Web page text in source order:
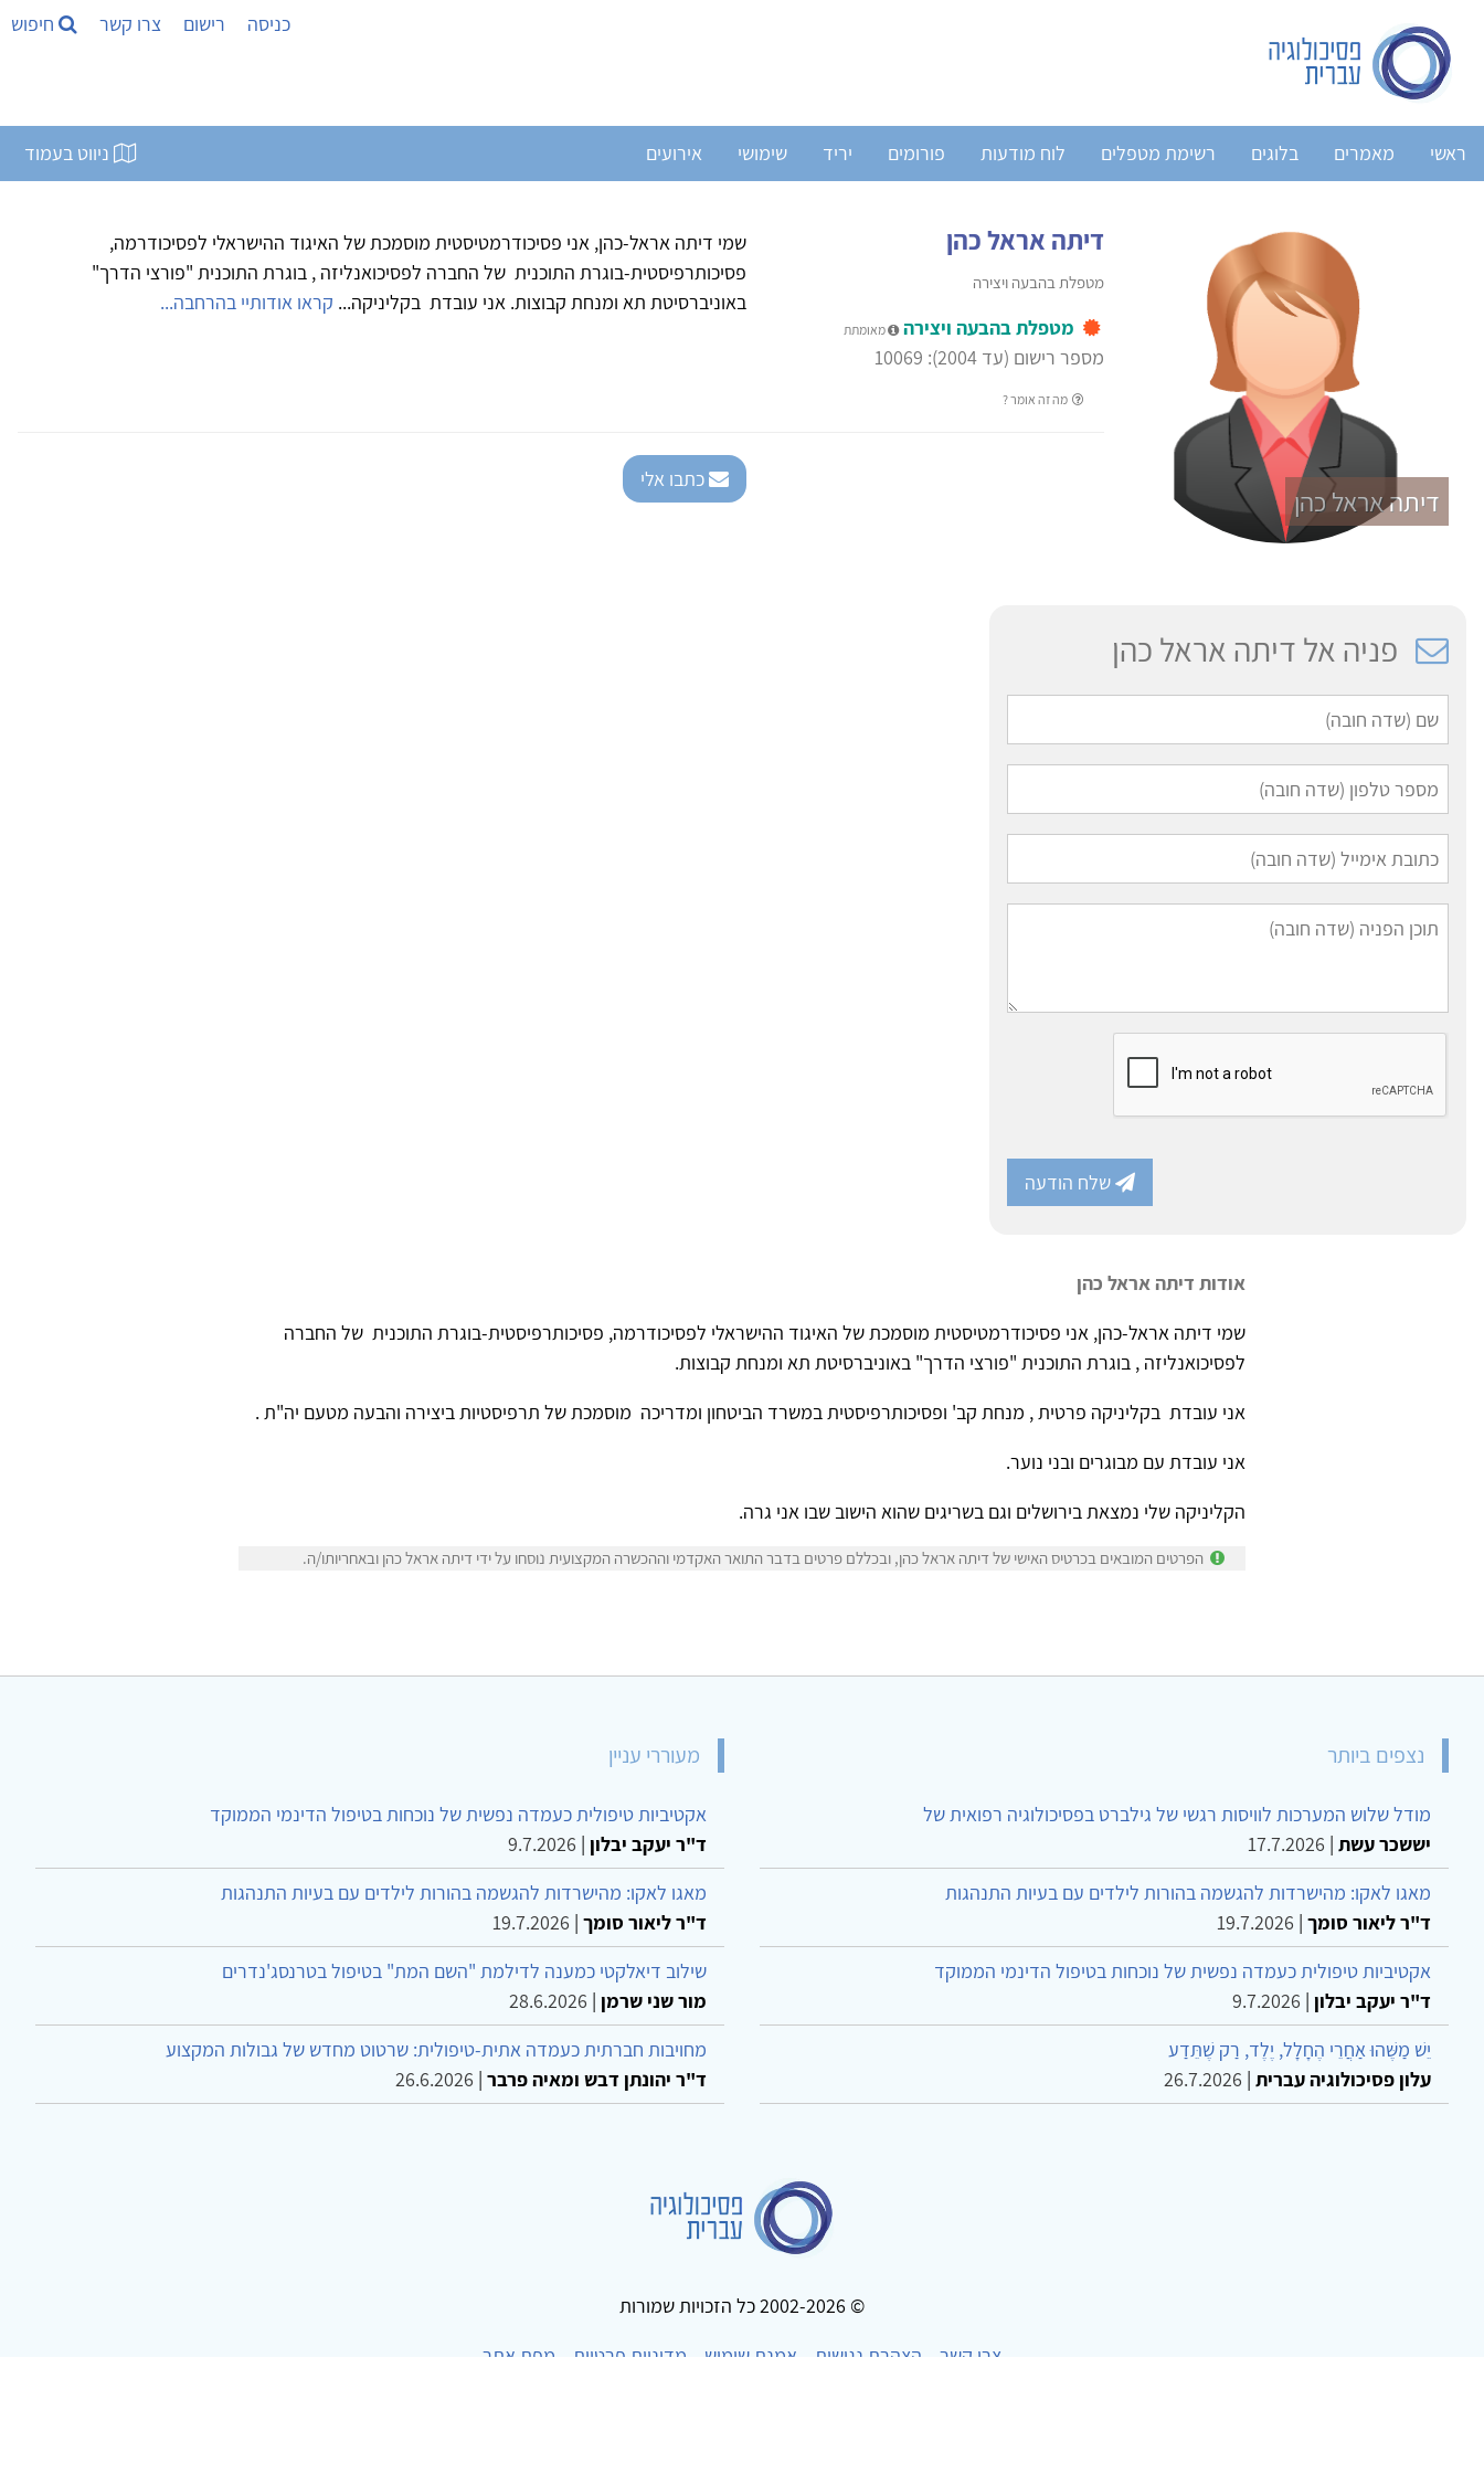
כניסה רישום צרו קשר חיפוש
ראשי מאמרים בלוגים רשימת מטפלים לוח מודעות פורומים יריד שימושי אירועים ניווט בעמוד
דיתה אראל כהן
דיתה אראל כהן
מטפלת בהבעה ויצירה
מטפלת בהבעה ויצירה מאומתת
מספר רישום (עד 2004): 10069
מה זה אומר ?
שמי דיתה אראל-כהן, אני פסיכודרמטיסטית מוסמכת של האיגוד ההישראלי לפסיכודרמה,
פסיכותרפיסטית-בוגרת התוכנית של החברה לפסיכואנליזה , בוגרת התוכנית "פורצי הדרך"
באוניברסיטת תא ומנחת קבוצות. אני עובדת בקליניקה... קראו אודותיי בהרחבה...
כתבו אלי
פניה אל דיתה אראל כהן
שלח הודעה
אודות דיתה אראל כהן
שמי דיתה אראל-כהן, אני פסיכודרמטיסטית מוסמכת של האיגוד ההישראלי לפסיכודרמה, פסיכותרפיסטית-בוגרת התוכנית של החברה
לפסיכואנליזה , בוגרת התוכנית "פורצי הדרך" באוניברסיטת תא ומנחת קבוצות.
אני עובדת בקליניקה פרטית , מנחת קב' ופסיכותרפיסטית במשרד הביטחון ומדריכה מוסמכת של תרפיסטיות ביצירה והבעה מטעם יה"ת .
אני עובדת עם מבוגרים ובני נוער.
הקליניקה שלי נמצאת בירושלים וגם בשריגים שהוא הישוב שבו אני גרה.
הפרטים המובאים בכרטיס האישי של דיתה אראל כהן, ובכללם פרטים בדבר התואר האקדמי וההכשרה המקצועית נוסחו על ידי דיתה אראל כהן ובאחריותו/ה.
נצפים ביותר
מודל שלוש המערכות לוויסות רגשי של גילברט בפסיכולוגיה רפואית של
יששכר עשת |
17.7.2026
מאגו לאקו: מהישרדות להגשמה בהורות לילדים עם בעיות התנהגות
ד"ר ליאור סומך |
19.7.2026
אקטיביות טיפולית כעמדה נפשית של נוכחות בטיפול הדינמי הממוקד
ד"ר יעקב יבלון |
9.7.2026
יֵשׁ מַשֶּׁהוּ אַחֲרֵי הֶחָלָל, יֶלֶד, רַק שֶׁתֵּדַע
עלון פסיכולוגיה עברית |
26.7.2026
מעוררי עניין
אקטיביות טיפולית כעמדה נפשית של נוכחות בטיפול הדינמי הממוקד
ד"ר יעקב יבלון |
9.7.2026
מאגו לאקו: מהישרדות להגשמה בהורות לילדים עם בעיות התנהגות
ד"ר ליאור סומך |
19.7.2026
שילוב דיאלקטי כמענה לדילמת "השם המת" בטיפול בטרנסג'נדרים
מור שני שרמן |
28.6.2026
מחויבות חברתית כעמדה אתית-טיפולית: שרטוט מחדש של גבולות המקצוע
ד"ר יהונתן דבש ומאיה פרבר |
26.6.2026
© 2002-2026 כל הזכויות שמורות
צרו קשר
הצהרת נגישות אמנת שימוש מדיניות פרטיות
מפת אתר